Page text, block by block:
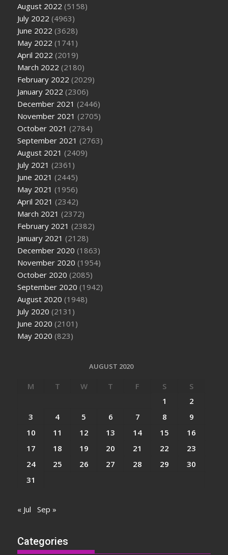
August 2022 (5158)
July 2022 (4963)
June 2022 (3628)
May 2022 (1741)
April 2022 (2019)
March 2022 (2180)
February 2022 (2029)
January 2022 (2306)
December 2021 (2446)
November 2021 (2705)
October 2021 (2784)
September 2021 (2763)
August 2021 (2409)
July 2021 (2361)
June 2021 (2445)
May 2021 (1956)
April 2021 (2342)
March 2021 (2372)
February 2021 (2382)
January 2021 (2128)
December 2020 (1863)
November 2020 (1954)
October 2020 (2085)
September 2020 (1942)
August 2020 (1948)
July 2020 (2131)
June 2020 (2101)
May 2020 (823)
AUGUST 2020
M T W T F S
S
1
2
3
4 5 6 7 8
9
10
11 12 13 14 15
16
17
18 19 20 21 22
23
24
25 26 27 28 29
30
31
« Jul Sep »
Categories